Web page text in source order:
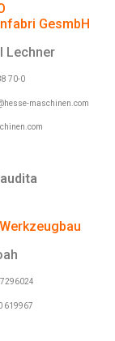
GesmbH
Lechner
70-0
maschinen.com